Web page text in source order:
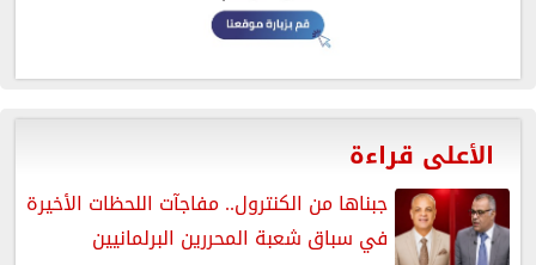
الأعلى قراءة
جبناها من الكنترول.. مفاجآت اللحظات الأخيرة
في سباق شعبة المحررين البرلمانيين